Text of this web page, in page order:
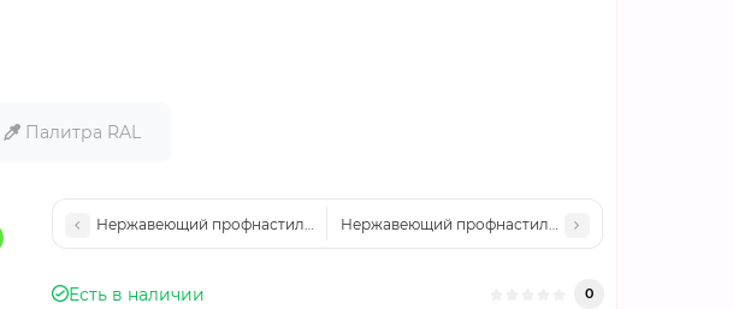
Палитра RAL
Нержавеющий профнастил Н114 0.8 AISI 304Нержавеющий профнастил Н114 0.9 AISI 304
Есть в наличии 0